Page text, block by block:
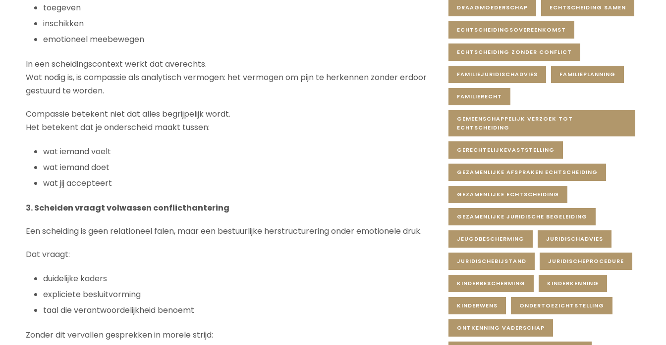
toegeven
inschikken
emotioneel meebewegen
In een scheidingscontext werkt dat averechts.
Wat nodig is, is compassie als analytisch vermogen: het vermogen om pijn te herkennen zonder erdoor
gestuurd te worden.
Compassie betekent niet dat alles begrijpelijk wordt.
Het betekent dat je onderscheid maakt tussen:
wat iemand voelt
wat iemand doet
wat jij accepteert
3. Scheiden vraagt volwassen conflicthantering
Een scheiding is geen relationeel falen, maar een bestuurlijke herstructurering onder emotionele druk.
Dat vraagt:
duidelijke kaders
expliciete besluitvorming
taal die verantwoordelijkheid benoemt
Zonder dit vervallen gesprekken in morele strijd:
DRAAGMOEDERSCHAP ECHTSCHEIDING SAMEN
ECHTSCHEIDINGSOVEREENKOMST
ECHTSCHEIDING ZONDER CONFLICT
FAMILIEJURIDISCHADVIES FAMILIEPLANNING
FAMILIERECHT
GEMEENSCHAPPELIJK VERZOEK TOT
ECHTSCHEIDING
GERECHTELIJKEVASTSTELLING
GEZAMENLIJKE AFSPRAKEN ECHTSCHEIDING
GEZAMENLIJKE ECHTSCHEIDING
GEZAMENLIJKE JURIDISCHE BEGELEIDING
JEUGDBESCHERMING JURIDISCHADVIES
JURIDISCHEBIJSTAND JURIDISCHEPROCEDURE
KINDERBESCHERMING KINDERKENNING
KINDERWENS ONDERTOEZICHTSTELLING
ONTKENNING VADERSCHAP